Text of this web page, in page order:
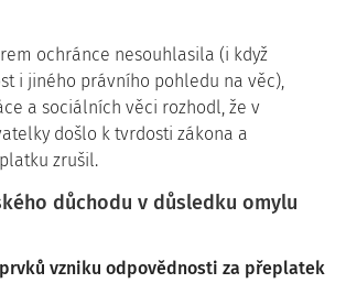
ochránce nesouhlasila (i když
i jiného právního pohledu na věc),
a sociálních věci rozhodl, že v
došlo k tvrdosti zákona a
zrušil.
důchodu v důsledku omylu
vzniku odpovědnosti za přeplatek